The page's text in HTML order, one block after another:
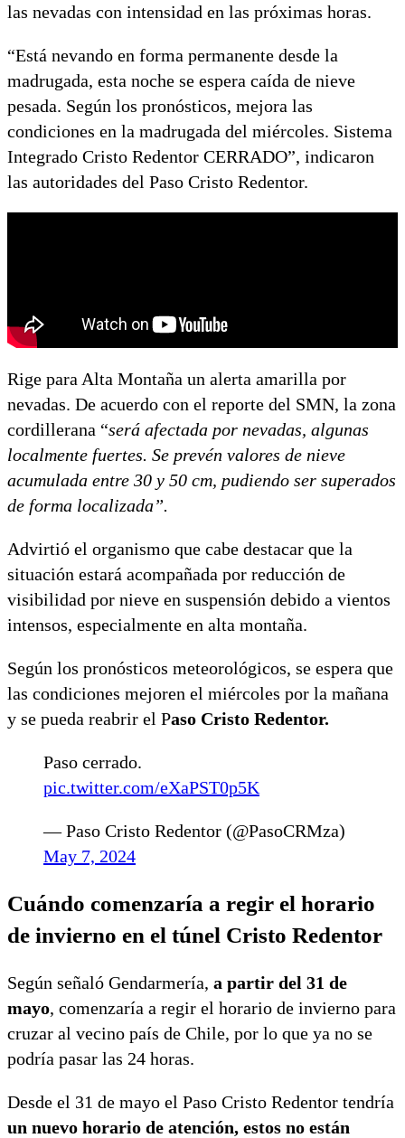
las nevadas con intensidad en las próximas horas.
“Está nevando en forma permanente desde la
madrugada, esta noche se espera caída de nieve
pesada. Según los pronósticos, mejora las
condiciones en la madrugada del miércoles. Sistema
Integrado Cristo Redentor CERRADO”, indicaron
las autoridades del Paso Cristo Redentor.
Rige para Alta Montaña un alerta amarilla por
nevadas. De acuerdo con el reporte del SMN, la zona
cordillerana “será afectada por nevadas, algunas
localmente fuertes. Se prevén valores de nieve
acumulada entre 30 y 50 cm, pudiendo ser superados
de forma localizada”.
Advirtió el organismo que cabe destacar que la
situación estará acompañada por reducción de
visibilidad por nieve en suspensión debido a vientos
intensos, especialmente en alta montaña.
Según los pronósticos meteorológicos, se espera que
las condiciones mejoren el miércoles por la mañana
y se pueda reabrir el Paso Cristo Redentor.
Paso cerrado.
pic.twitter.com/eXaPST0p5K
— Paso Cristo Redentor (@PasoCRMza)
May 7, 2024
Cuándo comenzaría a regir el horario
de invierno en el túnel Cristo Redentor
Según señaló Gendarmería, a partir del 31 de
mayo, comenzaría a regir el horario de invierno para
cruzar al vecino país de Chile, por lo que ya no se
podría pasar las 24 horas.
Desde el 31 de mayo el Paso Cristo Redentor tendría
un nuevo horario de atención, estos no están